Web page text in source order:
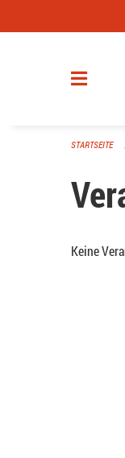
STARTSEITE
Keine